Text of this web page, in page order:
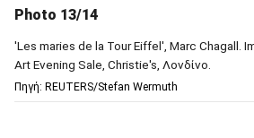
Photo 13/14
'Les maries de la Tour Eiffel', Marc Chagall.
Art Evening Sale, Christie's, Λονδίνο.
Πηγή: REUTERS/Stefan Wermuth